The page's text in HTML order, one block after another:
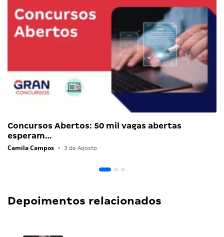
Concursos Abertos: 50 mil vagas abertas
esperam…
Camila Campos • 3 de Agosto
Depoimentos relacionados